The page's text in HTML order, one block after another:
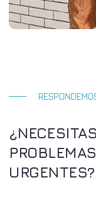
URGENTES?